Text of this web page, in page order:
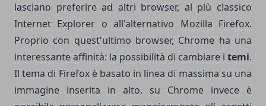
lasciano preferire ad altri browser, al più classico
Internet Explorer o all'alternativo Mozilla Firefox.
Proprio con quest'ultimo browser, Chrome ha una
interessante affinità: la possibilità di cambiare i temi.
Il tema di Firefox è basato in linea di massima su una
immagine inserita in alto, su Chrome invece è